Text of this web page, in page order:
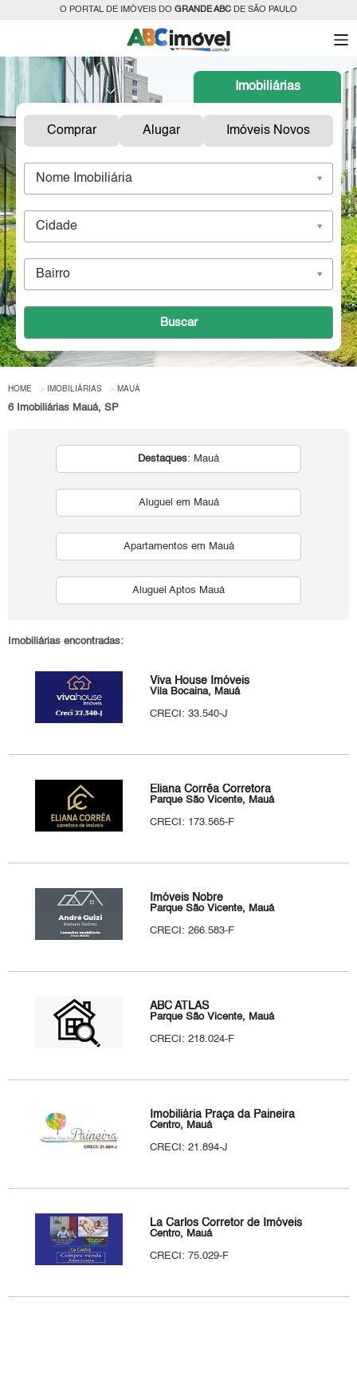
O PORTAL DE IMÓVEIS DO GRANDE ABC DE SÃO PAULO
Comprar Alugar Imóveis Novos
Imobiliárias
Nome Imobiliária
Cidade
Bairro
Buscar
HOME IMOBILIÁRIAS MAUÁ
6 Imobiliárias Mauá, SP
Destaques: Mauá
Aluguel em Mauá
Apartamentos em Mauá
Aluguel Aptos Mauá
Imobiliárias encontradas:
Viva House Imóveis
Vila Bocaina, Mauá
CRECI: 33.540-J
Eliana Corrêa Corretora
Parque São Vicente, Mauá
CRECI: 173.565-F
Imóveis Nobre
Parque São Vicente, Mauá
CRECI: 266.583-F
ABC ATLAS
Parque São Vicente, Mauá
CRECI: 218.024-F
Imobiliária Praça da Paineira
Centro, Mauá
CRECI: 21.894-J
La Carlos Corretor de Imóveis
Centro, Mauá
CRECI: 75.029-F